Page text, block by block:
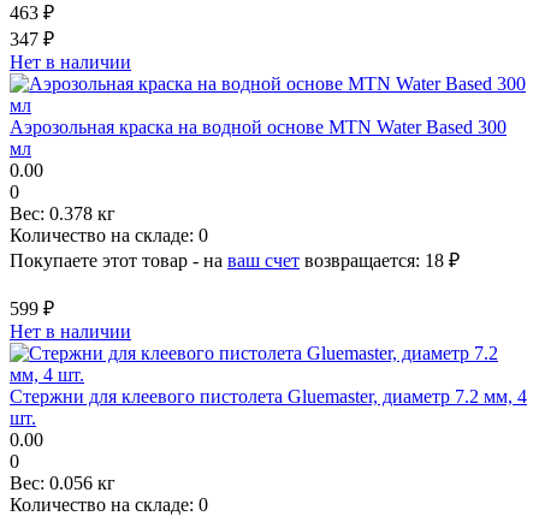
463 ₽
347 ₽
Нет в наличии
Аэрозольная краска на водной основе MTN Water Based 300
мл
0.00
0
Вес: 0.378 кг
Количество на складе: 0
Покупаете этот товар - на ваш счет возвращается: 18 ₽
599 ₽
Нет в наличии
Стержни для клеевого пистолета Gluemaster, диаметр 7.2 мм, 4
шт.
0.00
0
Вес: 0.056 кг
Количество на складе: 0